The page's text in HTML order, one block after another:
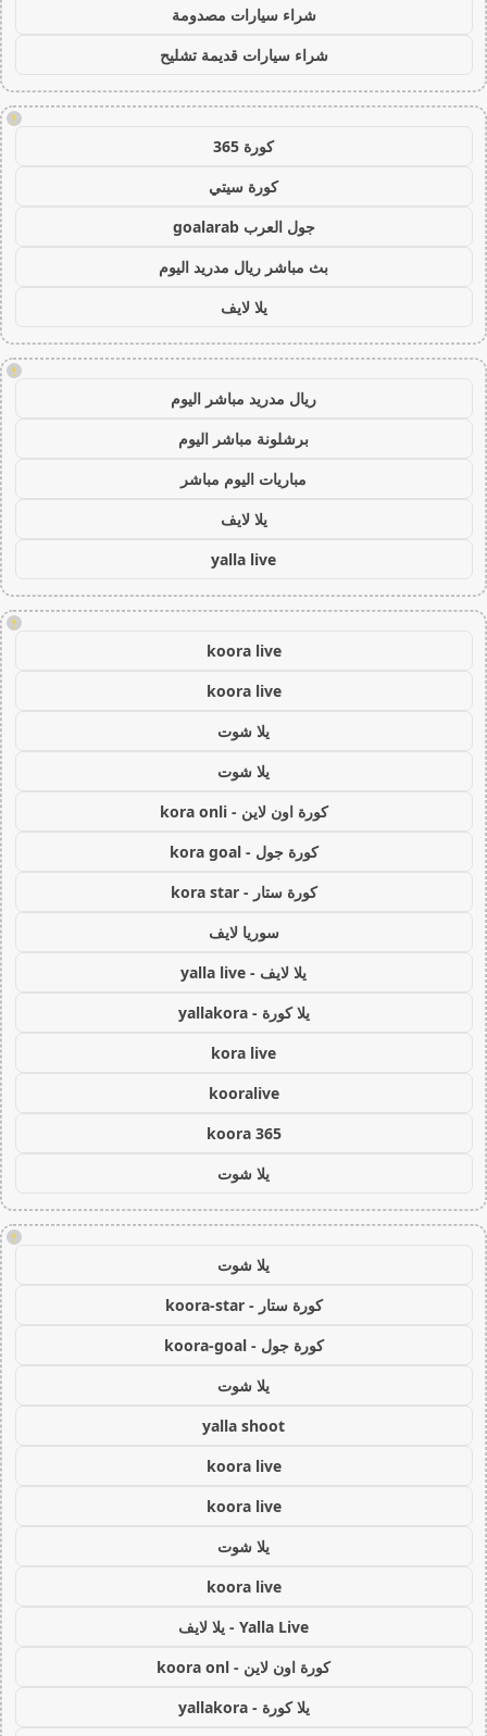
شراء سيارات مصدومة
شراء سيارات قديمة تشليح
!
كورة 365
كورة سيتي
جول العرب goalarab
بث مباشر ريال مدريد اليوم
يلا لايف
!
ريال مدريد مباشر اليوم
برشلونة مباشر اليوم
مباريات اليوم مباشر
يلا لايف
yalla live
!
koora live
koora live
يلا شوت
يلا شوت
كورة اون لاين - kora onli
كورة جول - kora goal
كورة ستار - kora star
سوريا لايف
يلا لايف - yalla live
يلا كورة - yallakora
kora live
kooralive
koora 365
يلا شوت
!
يلا شوت
كورة ستار - koora-star
كورة جول - koora-goal
يلا شوت
yalla shoot
koora live
koora live
يلا شوت
koora live
Yalla Live - يلا لايف
كورة اون لاين - koora onl
يلا كورة - yallakora